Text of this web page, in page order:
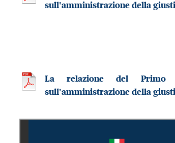
sull'amministrazione della
La relazione del Primo
sull'amministrazione della